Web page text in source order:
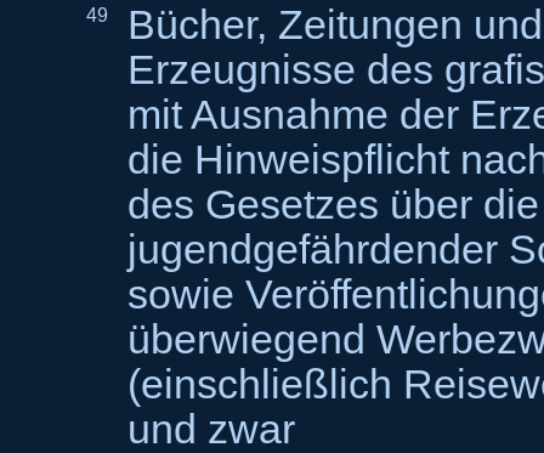
49
Bücher, Zeitungen
Erzeugnisse des
mit Ausnahme der
die Hinweispflicht
des Gesetzes über
jugendgefährdender
sowie
überwiegend
(einschließlich
und zwar